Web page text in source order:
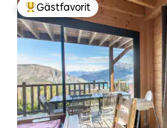
Populär gästfavorit
Gästfavorit